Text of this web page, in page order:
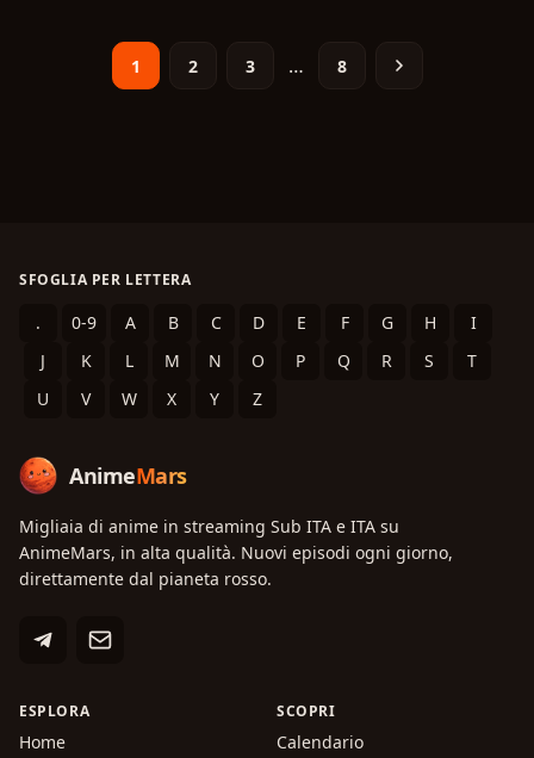
1 2 3 … 8
SFOGLIA PER LETTERA
. 0-9 A B C D E F G H
I
J
K L M N O P Q R S
T
U
V W X Y Z
AnimeMars
Migliaia di anime in streaming Sub ITA e ITA su
AnimeMars, in alta qualità. Nuovi episodi ogni giorno,
direttamente dal pianeta rosso.
ESPLORA
Home
SCOPRI
Calendario